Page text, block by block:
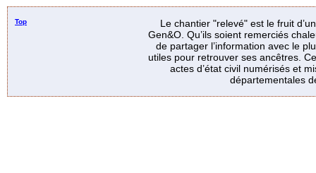
Top
Le chantier "relevé" est le fruit
Gen&O. Qu’ils soient remerciés
de partager l’information avec le
utiles pour retrouver ses ancêtres.
actes d’état civil numérisés et
départementales